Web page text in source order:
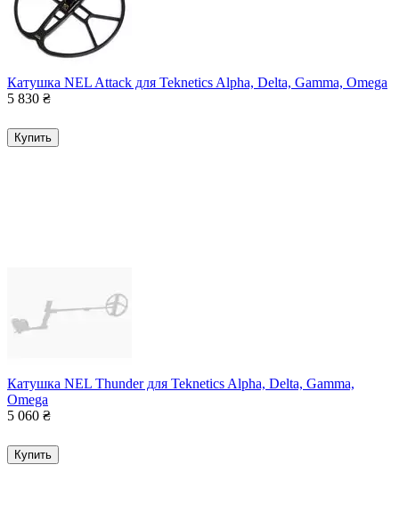
Катушка NEL Attack для Teknetics Alpha, Delta, Gamma, Omega
5 830 ₴
Купить
Катушка NEL Thunder для Teknetics Alpha, Delta, Gamma,
Omega
5 060 ₴
Купить